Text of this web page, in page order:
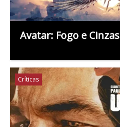
Avatar: Fogo e Cinzas
Críticas